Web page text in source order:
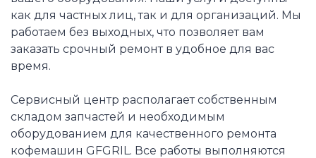
как для частных лиц, так и для организаций. Мы
работаем без выходных, что позволяет вам
заказать срочный ремонт в удобное для вас
время.
Сервисный центр располагает собственным
складом запчастей и необходимым
оборудованием для качественного ремонта
кофемашин GFGRIL. Все работы выполняются